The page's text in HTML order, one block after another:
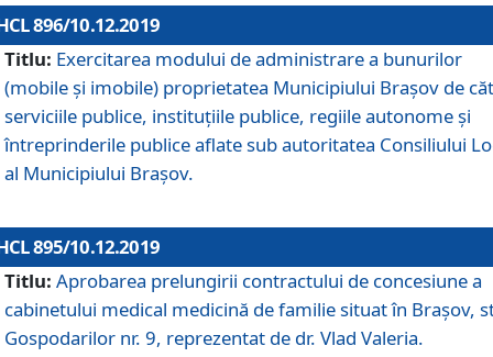
896/10.12.2019
Titlu: Exercitarea modului de administrare a bunurilor
(mobile și imobile) proprietatea Municipiului Brașov de
serviciile publice, instituțiile publice, regiile autonome și
întreprinderile publice aflate sub autoritatea Consiliului
al Municipiului Brașov.
895/10.12.2019
Titlu: Aprobarea prelungirii contractului de concesiune a
cabinetului medical medicină de familie situat în Braşov,
Gospodarilor nr. 9, reprezentat de dr. Vlad Valeria.